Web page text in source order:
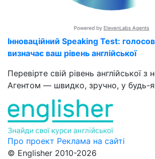
Інноваційний Speaking Test:
визначає ваш рівень англійської
Перевірте свій рівень англійської
Агентом — швидко, зручно, у будь-
Про проект Реклама на сайті
© Englisher 2010-2026